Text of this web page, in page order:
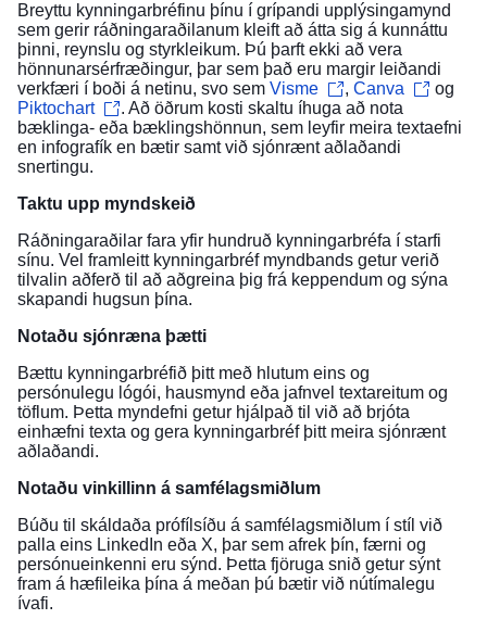
Breyttu kynningarbréfinu þínu í grípandi upplýsingamynd
sem gerir ráðningaraðilanum kleift að átta sig á kunnáttu
þinni, reynslu og styrkleikum. Þú þarft ekki að vera
hönnunarsérfræðingur, þar sem það eru margir leiðandi
verkfæri í boði á netinu, svo sem Visme , Canva
og
Piktochart
. Að öðrum kosti skaltu íhuga að nota
bæklinga- eða bæklingshönnun, sem leyfir meira textaefni
en infografík en bætir samt við sjónrænt aðlaðandi
snertingu.
Taktu upp myndskeið
Ráðningaraðilar fara yfir hundruð kynningarbréfa í starfi
sínu. Vel framleitt kynningarbréf myndbands getur verið
tilvalin aðferð til að aðgreina þig frá keppendum og sýna
skapandi hugsun þína.
Notaðu sjónræna þætti
Bættu kynningarbréfið þitt með hlutum eins og
persónulegu lógói, hausmynd eða jafnvel textareitum og
töflum. Þetta myndefni getur hjálpað til við að brjóta
einhæfni texta og gera kynningarbréf þitt meira sjónrænt
aðlaðandi.
Notaðu vinkillinn á samfélagsmiðlum
Búðu til skáldaða prófílsíðu á samfélagsmiðlum í stíl við
palla eins LinkedIn eða X, þar sem afrek þín, færni og
persónueinkenni eru sýnd. Þetta fjöruga snið getur sýnt
fram á hæfileika þína á meðan þú bætir við nútímalegu
ívafi.